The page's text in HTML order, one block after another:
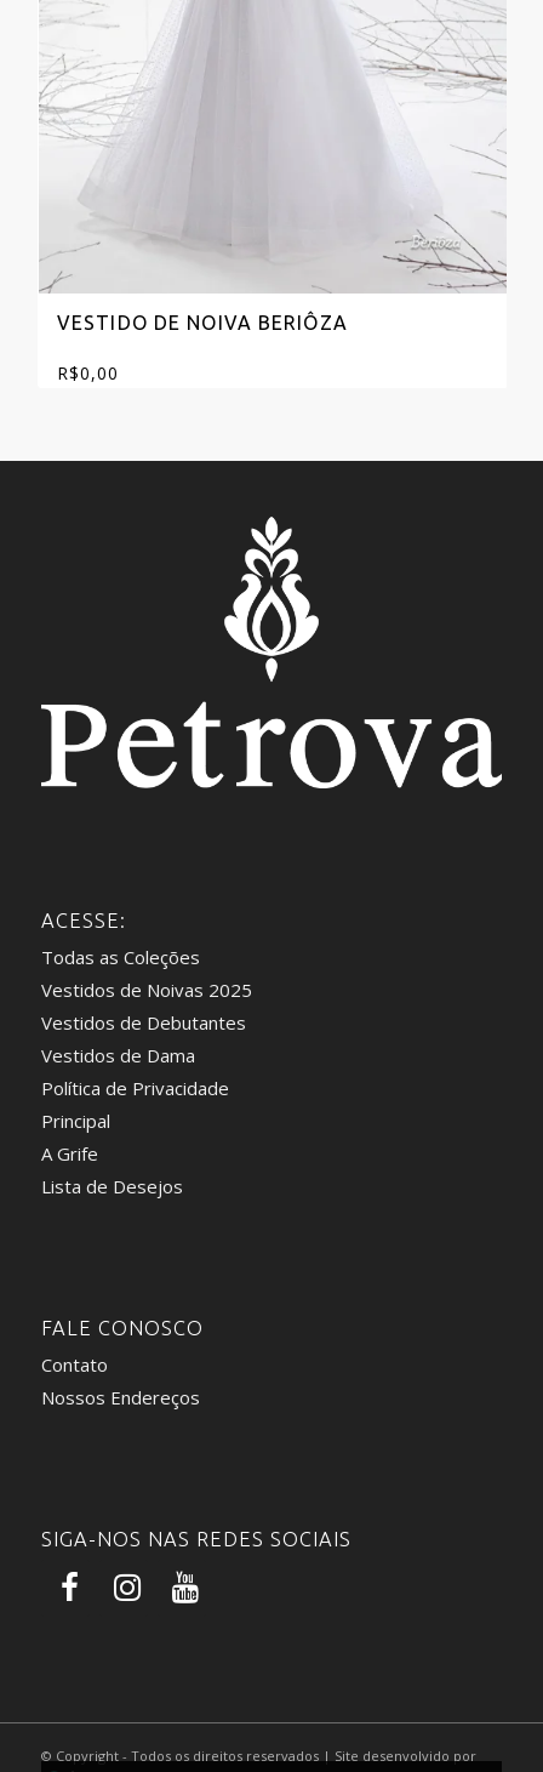
VESTIDO DE NOIVA BERIÔZA
R$0,00
ACESSE:
Todas as Coleções
Vestidos de Noivas 2025
Vestidos de Debutantes
Vestidos de Dama
Política de Privacidade
Principal
A Grife
Lista de Desejos
FALE CONOSCO
Contato
Nossos Endereços
SIGA-NOS NAS REDES SOCIAIS
© Copyright - Todos os direitos reservados | Site desenvolvido por